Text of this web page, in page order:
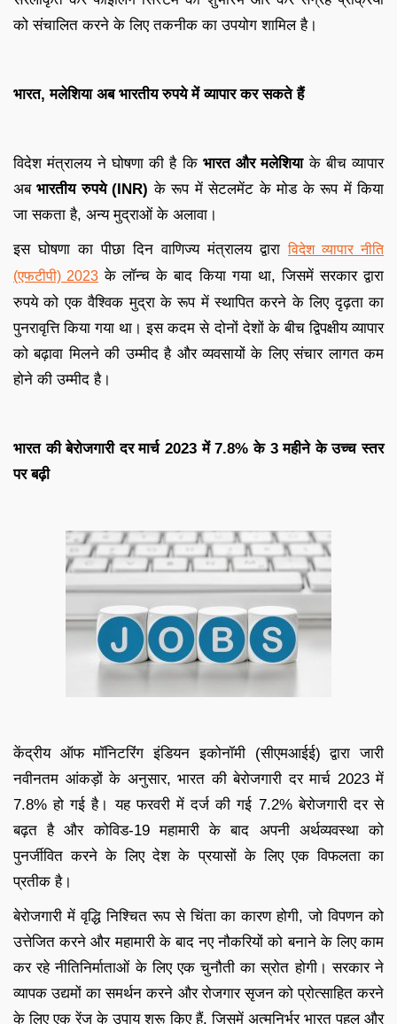
को संचालित करने के लिए तकनीक का उपयोग शामिल है।
भारत, मलेशिया अब भारतीय रुपये में व्यापार कर सकते हैं
विदेश मंत्रालय ने घोषणा की है कि भारत और मलेशियाके बीच व्यापार
अबभारतीय रुपये (INR) के रूप में सेटलमेंट के मोड के रूप में किया
जा सकता है, अन्य मुद्राओं के अलावा।
इस घोषणा का पीछा दिन वाणिज्य मंत्रालय द्वाराविदेश व्यापार नीति
(एफटीपी) 2023 के लॉन्च के बाद किया गया था, जिसमें सरकार द्वारा
रुपये को एक वैश्विक मुद्रा के रूप में स्थापित करने के लिए दृढ़ता का
पुनरावृत्ति किया गया था। इस कदम से दोनों देशों के बीच द्विपक्षीय व्यापार
को बढ़ावा मिलने की उम्मीद है और व्यवसायों के लिए संचार लागत कम
होने की उम्मीद है।
भारत की बेरोजगारी दर मार्च 2023 में 7.8% के 3 महीने के उच्च स्तर
पर बढ़ी
केंद्रीय ऑफ मॉनिटरिंग इंडियन इकोनॉमी (सीएमआईई) द्वारा जारी
नवीनतम आंकड़ों के अनुसार, भारत की बेरोजगारी दर मार्च 2023 में
7.8% हो गई है। यह फरवरी में दर्ज की गई 7.2% बेरोजगारी दर से
बढ़त है और कोविड-19 महामारी के बाद अपनी अर्थव्यवस्था को
पुनर्जीवित करने के लिए देश के प्रयासों के लिए एक विफलता का
प्रतीक है।
बेरोजगारी में वृद्धि निश्चित रूप से चिंता का कारण होगी, जो विपणन को
उत्तेजित करने और महामारी के बाद नए नौकरियों को बनाने के लिए काम
कर रहे नीतिनिर्माताओं के लिए एक चुनौती का स्रोत होगी। सरकार ने
व्यापक उद्यमों का समर्थन करने और रोजगार सृजन को प्रोत्साहित करने
के लिए एक रेंज के उपाय शुरू किए हैं, जिसमें अत्मनिर्भर भारत पहल और